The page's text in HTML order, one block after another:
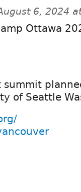
6, 2024
Ottawa
of Seattle